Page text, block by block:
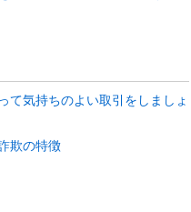
て気持ちのよい取引をしましょ
欺の特徴